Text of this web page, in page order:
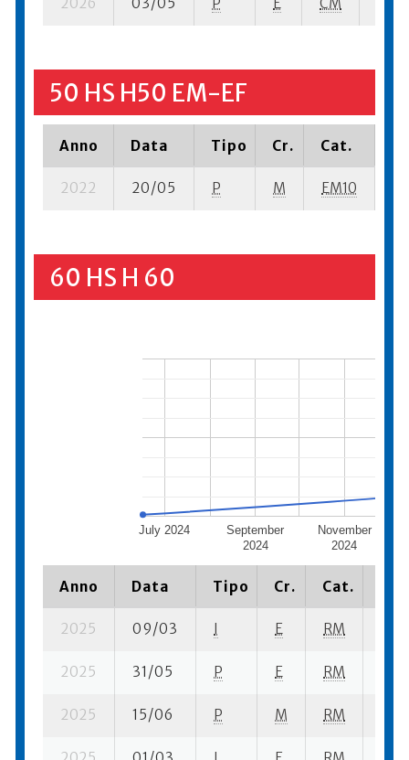
50 HS H50 EM-EF
Anno Data Tipo Cr. Cat.
2022 20/05 P M EM10
60 HS H 60
July 2024
September
2024
November
2024
Anno Data Tipo Cr. Cat.
2025 09/03 I E RM
2025 31/05 P E RM
2025 15/06 P M RM